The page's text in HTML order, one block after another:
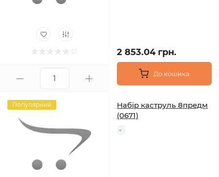
2 853.04 грн.
До кошика
Популярний
Набір каструль 8предм
(0671)